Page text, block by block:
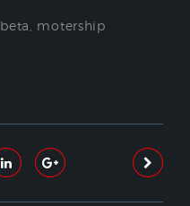
beta
motership